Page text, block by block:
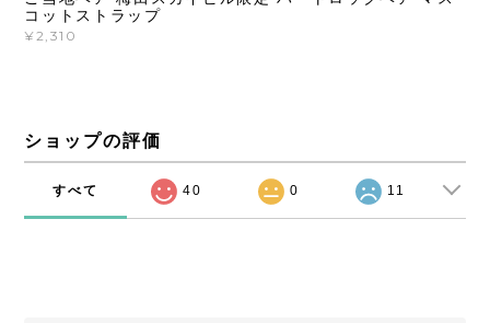
コットストラップ
¥2,310
ショップの評価
すべて 40 0 11